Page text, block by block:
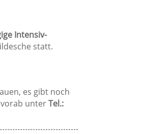
Intensiv-
statt.
es gibt noch
unterTel.: